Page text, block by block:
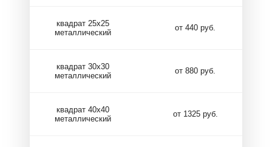
квадрат 25х25
металлический
от 440 руб.
квадрат 30х30
металлический
от 880 руб.
квадрат 40х40
металлический
от 1325 руб.